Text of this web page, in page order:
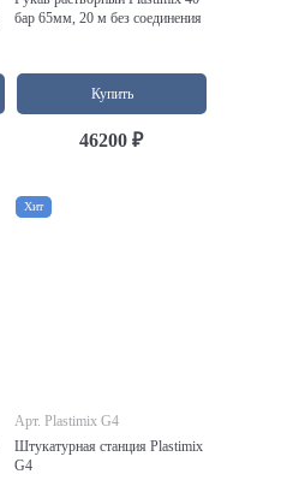
бар 65мм, 20 м без соединения
Купить
46200 ₽
Хит
Арт. Plastimix G4
Штукатурная станция Plastimix
G4